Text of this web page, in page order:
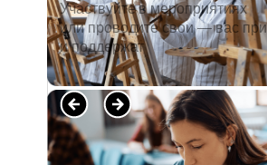
Участвуйте в мероприятиях
или проводите свои — вас
и поддержат